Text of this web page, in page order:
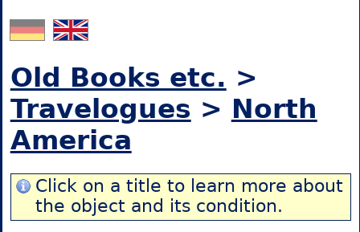
Old Books etc. >
Travelogues > North
America
Click on a title to learn more about
the object and its condition.